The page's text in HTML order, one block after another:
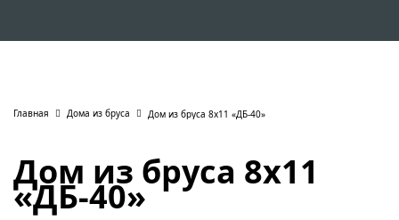
Главная Дома из бруса Дом из бруса 8х11 «ДБ-40»
Дом из бруса 8х11
«ДБ-40»